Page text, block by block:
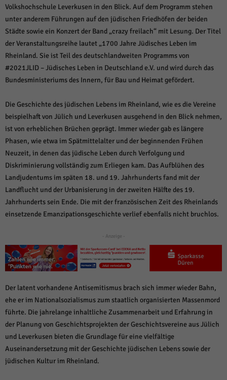
Volkshochschule Leverkusen in den Blick. Auf dem Programm stehen
unter anderem Führungen auf den jüdischen Friedhöfen der beiden
Städte sowie ein Konzert der Band „crazy freilach“ mit Lesung. Der Titel
der Veranstaltungsreihe lautet „1700 Jahre Jüdisches Leben im
Rheinland. Sie ist Teil des deutschlandweiten Programms von
#2021JLID – Jüdisches Leben in Deutschland e.V. und wird durch das
Bundesministeriums des Innern, für Bau und Heimat gefördert.
Die Geschichte des jüdischen Lebens im Rheinland, wie es die Vereine
beispielhaft von Jülich und Leverkusen ausgehend in den Blick nehmen,
ist von erheblichen Brüchen geprägt. Immer wieder gab es längere
Phasen, wie etwa im Spätmittelalter und der beginnenden Frühen
Neuzeit, in denen das jüdische Leben durch Verfolgung und
Diskriminierung vollständig zum Erliegen kam. Das Aufblühen des
Landjudentums im späten 18. und 19. Jahrhunderts fand mit der
Landflucht und der Urbanisierung in der zweiten Hälfte des 19.
Jahrhunderts sein Ende. Die mit der französischen Zeit des Rheinlands
einsetzende Emanzipationsgeschichte verlief ebenfalls nicht bruchlos.
- Anzeige -
Der latent vorhandene Antisemitismus brach sich immer wieder Bahn,
ehe er im Nationalsozialismus zum staatlich organisierten Massenmord
führte. Die jahrelange inhaltliche Zusammenarbeit und Erfahrung in
der Planung von Geschichtsprojekten der Geschichtsvereine aus Jülich
und Leverkusen bieten die Grundlage für eine vielfältige
Auseinandersetzung mit der Geschichte jüdischen Lebens sowie der
jüdischen Kultur im Rheinland.
auswählen.
Alle akzeptieren Speichern und weiter
Zurück
Datenschutzeinstellungen
Essenziell (1)
Statistiken (1)
Statistik Cookies erfassen Informationen anonym. Diese Informationen helfen
uns zu verstehen, wie unsere Besucher unsere Website nutzen.
Cookie-Informationen anzeigen
Marketing (1)
Marketing-Cookies werden von Drittanbietern oder Publishern verwendet,
um personalisierte Werbung anzuzeigen. Sie tun dies, indem sie Besucher
Externe Medien (6)
standardmäßig blockiert. Wenn Cookies von externen Medien akzeptiert
werden, bedarf der Zugriff auf diese Inhalte keiner manuellen Einwilligung
Cookie-Informationen anzeigen
powered by Borlabs Cookie Datenschutzerklärung